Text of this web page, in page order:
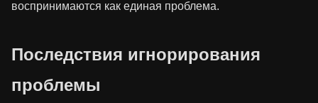
воспринимаются как единая проблема.
Последствия игнорирования
проблемы